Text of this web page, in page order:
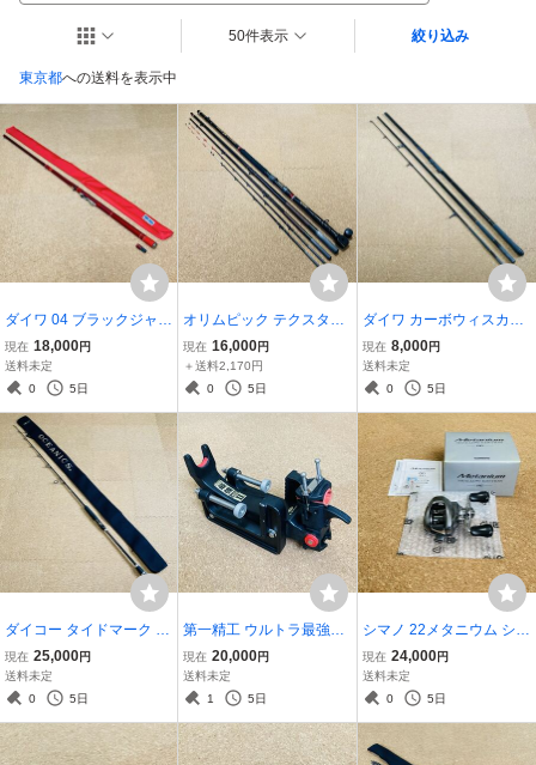
東京都への送料を表示中
50件表示 絞り込み
ダイワ 04 ブラックジャッ
クスナイパー T 超硬45U
M 綺麗 BJスナイパー 黒鯛
クロダイ チヌ POWER A
現在 18,000円
送料未定
0
5日
オリムピック テクスター
石鯛 バルトム 50EX 軟調
替穂先付き 綺麗 並継 底物
イシダイ TECHSTAR VAL
現在 16,000円
＋送料2,170円
0
5日
ダイワ カーボウィスカー
サーフキャスター 30-400
並継 投竿 CARBOWHISK
ER SURFCASTER
現在 8,000円
送料未定
0
5日
ダイコー タイドマーク オ
ーシャニクス TMOJS-54/
11-7 1ピース スピニング
モデル ジギング TIDEMA
現在 25,000円
送料未定
0
5日
第一精工 ウルトラ最強ラ
ークII 船釣り 竿受け ロッ
ドキーパー ULTRA LARK
現在 20,000円
送料未定
1
5日
シマノ 22メタニウム シャ
ローエディション HG RIG
HT No.044792 右ハンド
ル ベイトリール Metaniu
現在 24,000円
送料未定
0
5日